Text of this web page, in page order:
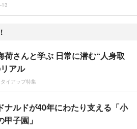
13
荷さんと学ぶ 日常に潜む“人身取
アル
イアップ特集
ナルドが40年にわたり支える「小
甲子園」